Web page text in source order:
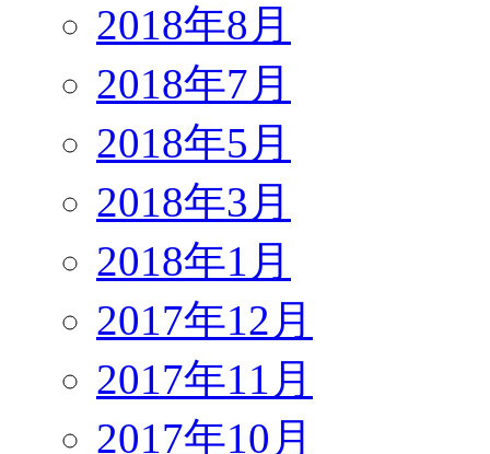
2018年8月
2018年7月
2018年5月
2018年3月
2018年1月
2017年12月
2017年11月
2017年10月